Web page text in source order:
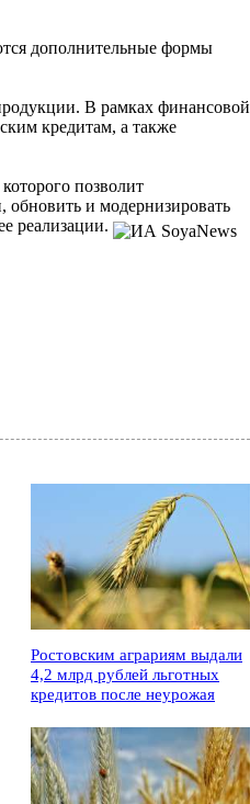
дополнительные формы
В рамках финансовой
кредитам, а также
позволит
обновить и модернизировать
реализации.
Ростовским аграриям выдали
4,2 млрд рублей льготных
кредитов после неурожая